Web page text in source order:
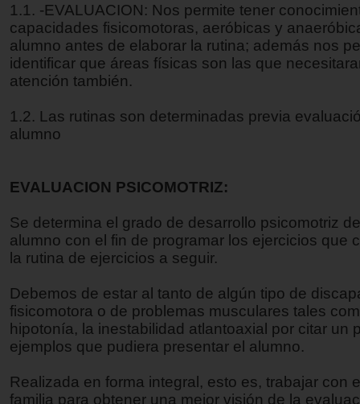
1.1. -EVALUACION: Nos permite tener
capacidades fisicomotoras, aeróbicas y
alumno antes de elaborar la rutina; además nos
identificar que áreas físicas son las que
atención también.
1.2. Las rutinas son determinadas previa
alumno
EVALUACION PSICOMOTRIZ:
Se determina el grado de desarrollo psicomotriz
alumno con el fin de programar los ejercicios que
la rutina de ejercicios a seguir.
Debemos de estar al tanto de algún tipo de
fisicomotora o de problemas musculares tales
hipotonía, la inestabilidad atlantoaxial por citar un
ejemplos que pudiera presentar el alumno.
Realizada en forma integral, esto es, trabajar con
familia para obtener una mejor visión de la